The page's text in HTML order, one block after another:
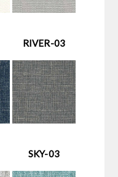
RIVER-03
SKY-03